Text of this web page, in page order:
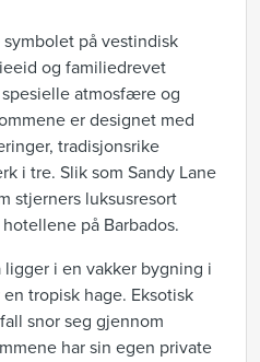
symbolet på vestindisk
og familiedrevet
atmosfære og
er designet med
tradisjonsrike
i tre. Slik som Sandy Lane
stjerners luksusresort
på Barbados.
ligger i en vakker bygning i
tropisk hage. Eksotisk
snor seg gjennom
har sin egen private